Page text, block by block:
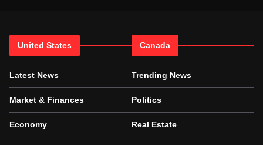
United States
Latest News
Market & Finances
Economy
Canada
Trending News
Politics
Real Estate